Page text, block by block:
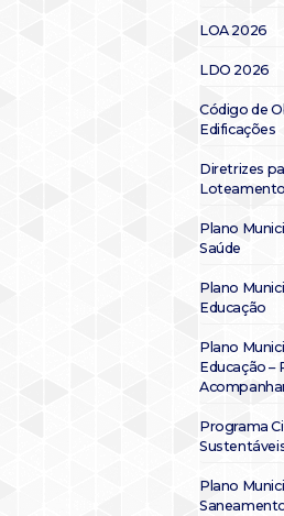
LOA 2026
LDO 2026
Código de
Edificações
Diretrizes
Loteamento
Plano
Saúde
Plano
Educação
Plano
Educação –
Programa
Plano